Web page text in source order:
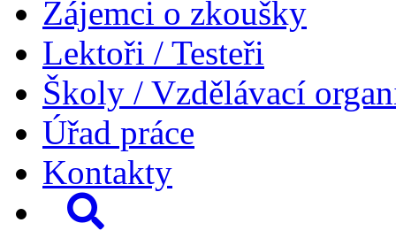
Zájemci o zkoušky
Lektoři / Testeři
Školy / Vzdělávací
Úřad práce
Kontakty